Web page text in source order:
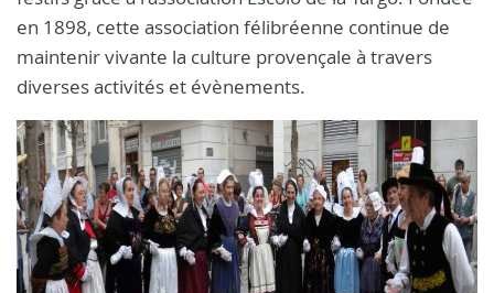
en 1898, cette association félibréenne continue de
maintenir vivante la culture provençale à travers
diverses activités et évènements.